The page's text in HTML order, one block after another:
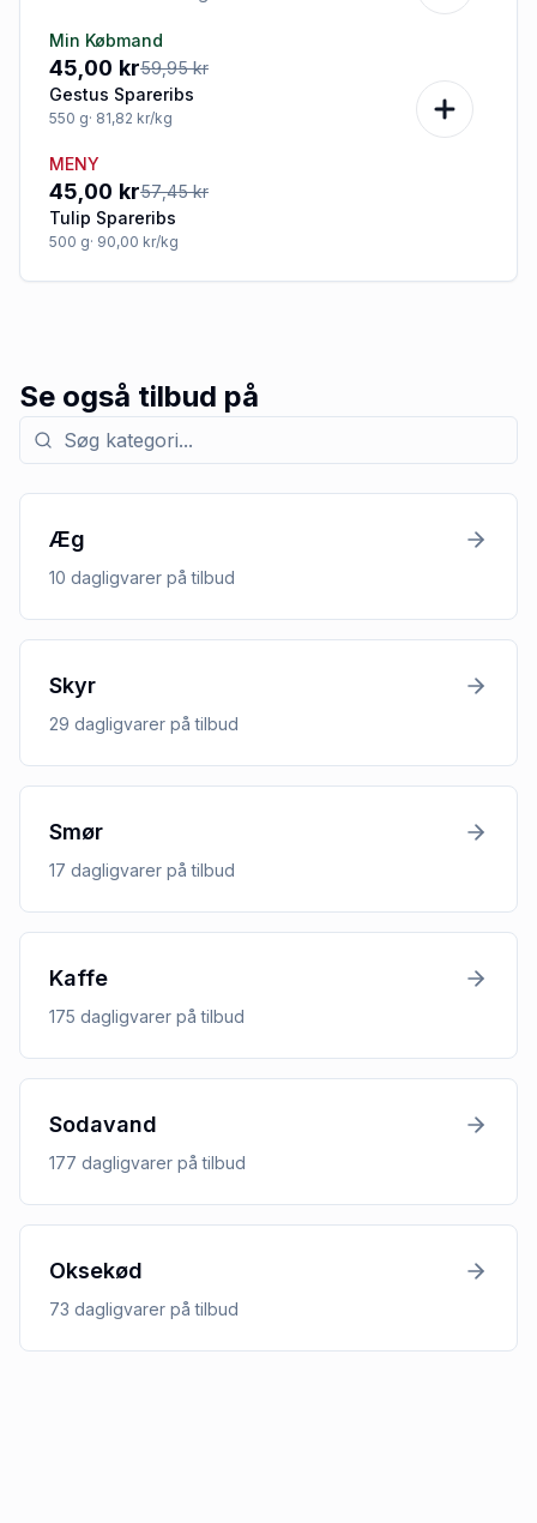
-25%
Min Købmand
45,00 kr59,95 kr
Gestus Spareribs
550 g· 81,82 kr/kg
-22%
MENY
45,00 kr57,45 kr
Tulip Spareribs
500 g· 90,00 kr/kg
Se også tilbud på
Søg efter kategori med tilbud
Æg
10 dagligvarer på tilbud
Skyr
29 dagligvarer på tilbud
Smør
17 dagligvarer på tilbud
Kaffe
175 dagligvarer på tilbud
Sodavand
177 dagligvarer på tilbud
Oksekød
73 dagligvarer på tilbud